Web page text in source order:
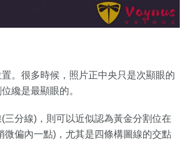
。很多時候，照片正中央只是次顯眼的
纔是最顯眼的。
三分線)，則可以近似認為黃金分割位在
微偏內一點)，尤其是四條構圖線的交點